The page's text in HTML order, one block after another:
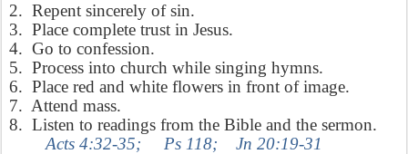
2. Repent sincerely of sin.
3. Place complete trust in Jesus.
4. Go to confession.
5. Process into church while singing hymns.
6. Place red and white flowers in front of image.
7. Attend mass.
8. Listen to readings from the Bible and the sermon.
Acts 4:32-35;
Ps 118;
Jn 20:19-31